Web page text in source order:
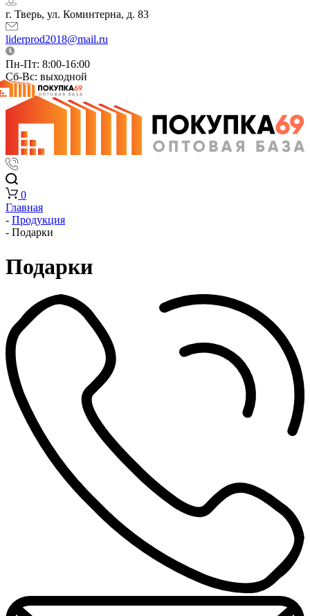
г. Тверь, ул. Коминтерна, д. 83
liderprod2018@mail.ru
Пн-Пт: 8:00-16:00
Сб-Вс: выходной
0
Главная
- Продукция
- Подарки
Подарки